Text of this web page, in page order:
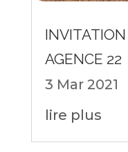
AGENCE 22
3 Mar 2021
lire plus